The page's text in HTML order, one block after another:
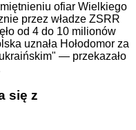
ofiar Wielkiego
przez władze ZSRR
od 4 do 10 milionów
uznała Hołodomor za
— przekazało
się z